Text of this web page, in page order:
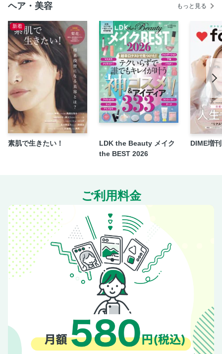
[第2特集] スキンケアとベースメークで“ファンデ不調”を解決
する メーク編
今年こそ24時間焼けま宣言！ 崩れま宣言！
“おかえりコスメ”こそ究極の名品 vol.4
美ST部 部員募集中！
ナナメ45度を攻略すれば40代はすっきり小顔に見える
「冷んやりコスメ」が汗と戦う40代の毎日を救う！
奇跡の50代がやっていること全部！
老け髪を更新！ 夏の若見えヘアカタログ
私たちの最愛ローションが“日本の発酵力”でますます進化し
た！
注目コスメ発売日 早わかり！ 美化強化カレンダー 7/17～
美ST定点観測 一緒に考えよう「私が私らしく」「あたりま
えに」
お知らせ
Present
定期購読のご案内
SHOP LIST
次号予告
[特別版] 表紙：中谷美紀さん
[増刊Special Edition] 表紙：松本 潤さん
ヘア・美容 もっと見る
新着
素肌で生きたい！
LDK the Beauty メイク
the BEST 2026
DIME増
ご利用料金